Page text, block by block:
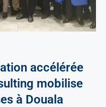
accélérée
mobilise
à Douala